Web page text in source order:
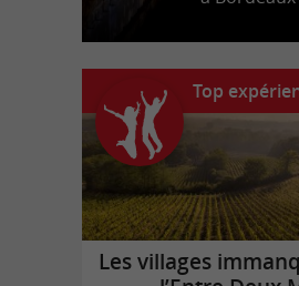
Top
Les villages